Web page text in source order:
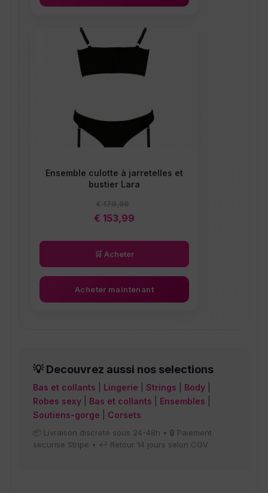
Ensemble culotte à jarretelles et
bustier Lara
Le prix initial était : € 170,99.
€ 153,99
🛒 Acheter
Acheter maintenant
💡 Decouvrez aussi nos selections
Bas et collants Lingerie Strings Body
Robes sexy
Bas et collants Ensembles
Soutiens-gorge
Corsets
📦 Livraison discrete sous 24-48h • 🔒 Paiement
securise Stripe • ↩️ Retour 14 jours selon CGV